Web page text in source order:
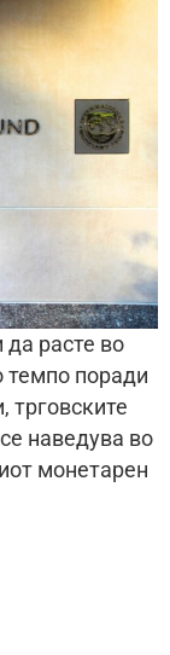
да расте во
темпо поради
трговските
наведува во
монетарен